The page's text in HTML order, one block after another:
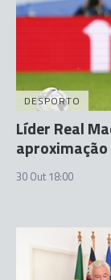
DESPORTO
Líder Real
30 Out 18:00